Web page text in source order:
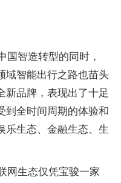
智造转型的同时，
域智能出行之路也苗头
新品牌，表现出了十足
到全时间周期的体验和
乐生态、金融生态、生
生态仅凭宝骏一家